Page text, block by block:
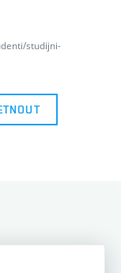
studijni-